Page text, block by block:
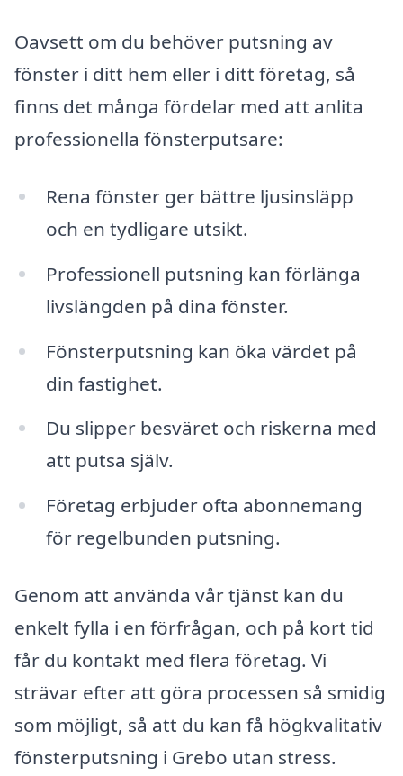
Oavsett om du behöver putsning av
fönster i ditt hem eller i ditt företag, så
finns det många fördelar med att anlita
professionella fönsterputsare:
Rena fönster ger bättre ljusinsläpp
och en tydligare utsikt.
Professionell putsning kan förlänga
livslängden på dina fönster.
Fönsterputsning kan öka värdet på
din fastighet.
Du slipper besväret och riskerna med
att putsa själv.
Företag erbjuder ofta abonnemang
för regelbunden putsning.
Genom att använda vår tjänst kan du
enkelt fylla i en förfrågan, och på kort tid
får du kontakt med flera företag. Vi
strävar efter att göra processen så smidig
som möjligt, så att du kan få högkvalitativ
fönsterputsning i Grebo utan stress.